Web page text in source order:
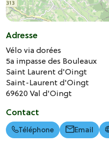
Adresse
Vélo via dorées
5a impasse des Bouleaux
Saint Laurent d'Oingt
Saint-Laurent d'Oingt
69620Val d'Oingt
Contact
Téléphone Email